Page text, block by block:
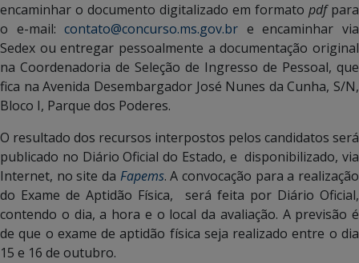
encaminhar o documento digitalizado em formato pdfpara
o e-mail:contato@concurso.ms.gov.br e encaminhar via
Sedex ou entregar pessoalmente a documentação original
na Coordenadoria de Seleção de Ingresso de Pessoal, que
fica na Avenida Desembargador José Nunes da Cunha, S/N,
Bloco I, Parque dos Poderes.
O resultado dos recursos interpostos pelos candidatos será
publicado no Diário Oficial do Estado, e disponibilizado, via
Internet, no site da Fapems. A convocação para a realização
do Exame de Aptidão Física, será feita por Diário Oficial,
contendo o dia, a hora e o local da avaliação. A previsão é
de que o exame de aptidão física seja realizado entre o dia
15 e 16 de outubro.